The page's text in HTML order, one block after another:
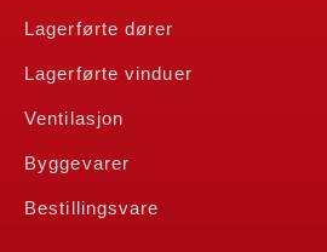
Lagerførte dører
Lagerførte vinduer
Ventilasjon
Byggevarer
Bestillingsvare